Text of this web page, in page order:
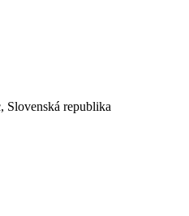
Slovenská republika